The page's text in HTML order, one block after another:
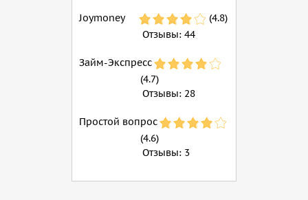
Joymoney
(4.8)
Отзывы: 44
Займ-Экспресс
(4.7)
Отзывы: 28
Простой вопрос
(4.6)
Отзывы: 3